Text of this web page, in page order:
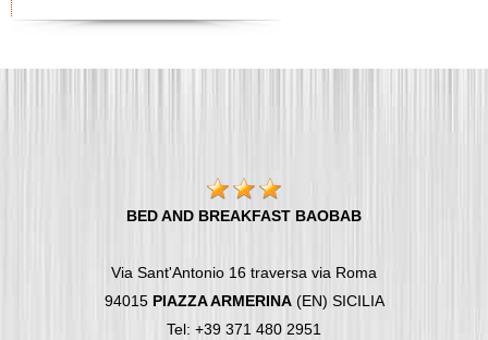
BED AND BREAKFAST BAOBAB
Via Sant'Antonio 16 traversa via Roma
94015 PIAZZA ARMERINA(EN) SICILIA
Tel: +39 371 480 2951